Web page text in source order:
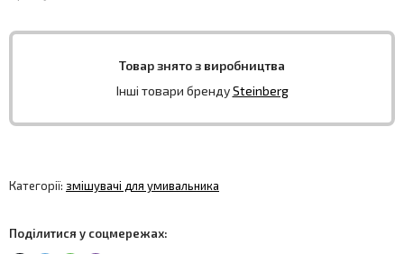
Товар знято з виробництва
Інші товари брендуSteinberg
Категорії: змішувачі для умивальника
Поділитися у соцмережах: